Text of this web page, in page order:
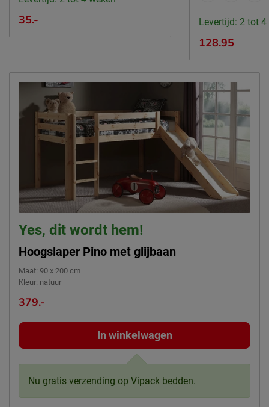
Emailadres
35.- Levertijd: 2 tot 4
128.95
Yes, dit wordt hem!
Hoogslaper Pino met glijbaan
Maat: 90 x 200 cm
Kleur: natuur
379.-
In winkelwagen
Nu gratis verzending op Vipack bedden.